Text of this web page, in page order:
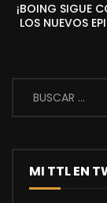
¡BOING SIGUE
LOS NUEVOS
MI TTL EN